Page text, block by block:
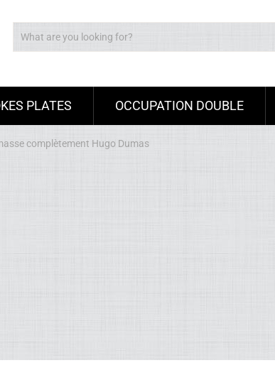
PLATES OCCUPATION DOUBLE
complètement Hugo Dumas